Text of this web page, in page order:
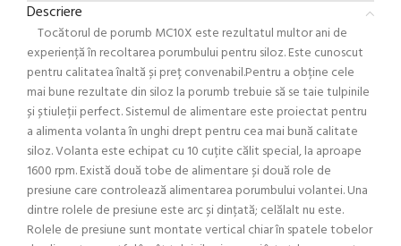
Descriere
Tocătorul de porumb MC10X este rezultatul multor ani de
experiență în recoltarea porumbului pentru siloz. Este cunoscut
pentru calitatea înaltă și preț convenabil.Pentru a obține cele
mai bune rezultate din siloz la porumb trebuie să se taie tulpinile
și știuleții perfect. Sistemul de alimentare este proiectat pentru
a alimenta volanta în unghi drept pentru cea mai bună calitate
siloz. Volanta este echipat cu 10 cuțite călit special, la aproape
1600 rpm. Există două tobe de alimentare și două role de
presiune care controlează alimentarea porumbului volantei. Una
dintre rolele de presiune este arc și dințată; celălalt nu este.
Rolele de presiune sunt montate vertical chiar în spatele tobelor